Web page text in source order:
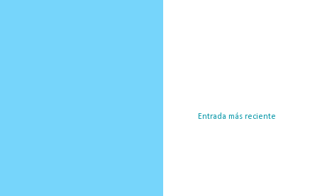
Entrada más reciente